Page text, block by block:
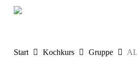
Skip
content
Start Kochkurs Gruppe